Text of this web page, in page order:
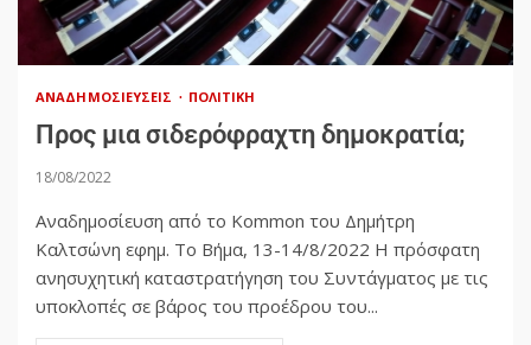
ΑΝΑΔΗΜΟΣΙΕΎΣΕΙΣ ΠΟΛΙΤΙΚΉ
Προς μια σιδερόφραχτη δημοκρατία;
18/08/2022
Αναδημοσίευση από το Kommon του Δημήτρη
Καλτσώνη εφημ. Το Βήμα, 13-14/8/2022 Η πρόσφατη
ανησυχητική καταστρατήγηση του Συντάγματος με τις
υποκλοπές σε βάρος του προέδρου του...